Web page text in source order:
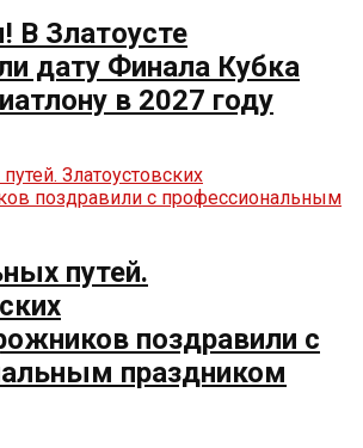
В Златоусте
дату Финала Кубка
в 2027 году
путей.
поздравили с
праздником